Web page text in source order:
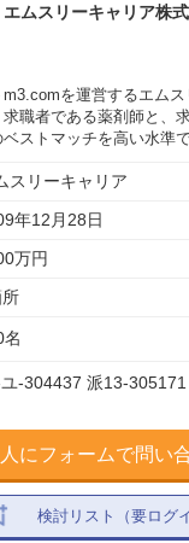
エムスリーキャリア株
を運営するエム
職者である薬剤師と、
ストマッチを高い水準
スリーキャリア
年12月28日
万円
名
-304437 派13-305171
にフォームで問い
検討リスト（要ログ